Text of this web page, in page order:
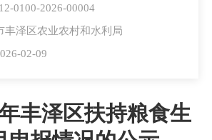
0100-2026-00004
丰泽区农业农村和水利局
02-09
丰泽区扶持粮食生